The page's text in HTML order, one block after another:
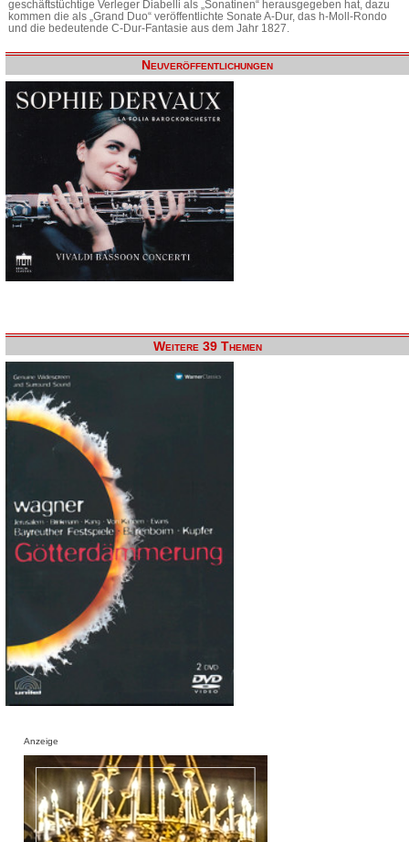
geschäftstüchtige Verleger Diabelli als „Sonatinen“ herausgegeben hat, dazu
kommen die als „Grand Duo“ veröffentlichte Sonate A-Dur, das h-Moll-Rondo
und die bedeutende C-Dur-Fantasie aus dem Jahr 1827.
Neuveröffentlichungen
Weitere 39 Themen
Anzeige